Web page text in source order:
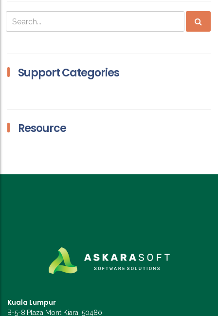
Support Categories
Resource
Kuala Lumpur
B-5-8,Plaza Mont Kiara, 50480